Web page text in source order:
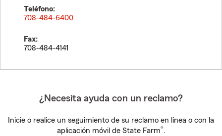
Teléfono:
708-484-6400
Fax:
708-484-4141
¿Necesita ayuda con un reclamo?
Inicie o realice un seguimiento de su reclamo en línea o con la
aplicación móvil de State Farm®.